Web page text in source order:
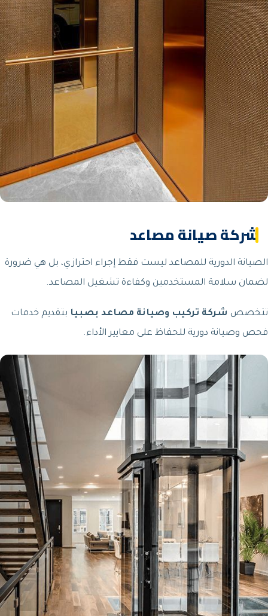
شركة صيانة مصاعد
الصيانة الدورية للمصاعد ليست فقط إجراء احترازي، بل هي ضرورة
لضمان سلامة المستخدمين وكفاءة تشغيل المصاعد.
تتخصص شركة تركيب وصيانة مصاعد بصبيا بتقديم خدمات
فحص وصيانة دورية للحفاظ على معايير الأداء.